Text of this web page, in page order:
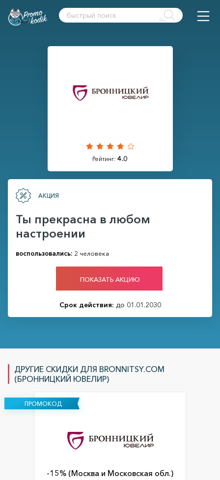
Рейтинг: 4.0
АКЦИЯ
Ты прекрасна в любом
настроении
воспользовались: 2 человека
ПОКАЗАТЬ АКЦИЮ
Срок действия: до 01.01.2030
ДРУГИЕ СКИДКИ ДЛЯ BRONNITSY.COM
(БРОННИЦКИЙ ЮВЕЛИР)
ПРОМОКОД
-15% (Москва и Московская обл.)